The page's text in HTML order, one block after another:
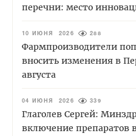
перечни: место
10 ИЮНЯ 2026 288
Фармпроизводители
вносить изменения в
августа
04 ИЮНЯ 2026 339
Глаголев Сергей:
включение